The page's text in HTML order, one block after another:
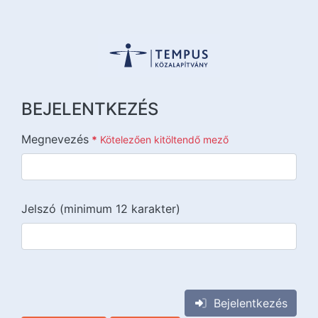
BEJELENTKEZÉS
Megnevezés * Kötelezően kitöltendő mező
Jelszó (minimum 12 karakter)
Bejelentkezés